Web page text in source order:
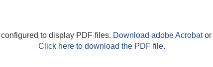
to display PDF files. Download adobe Acrobator
Click here to download the PDF file.